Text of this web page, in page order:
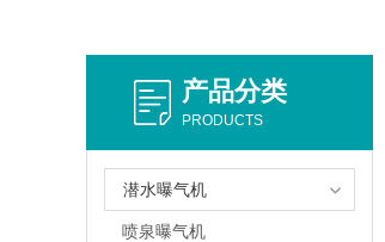
产品分类
PRODUCTS
潜水曝气机
喷泉曝气机